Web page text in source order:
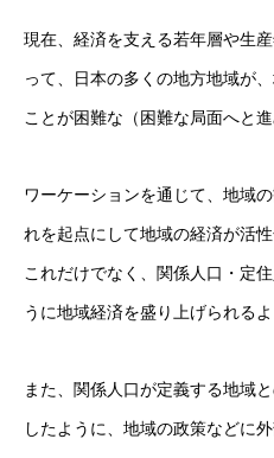
現在、経済を支える若年層や生
って、日本の多くの地方地域が
ことが困難な（困難な局面へと
ワーケーションを通じて、地域
れを起点にして地域の経済が活
これだけでなく、関係人口・定
うに地域経済を盛り上げられるよ
また、関係人口が定義する地域
したように、地域の政策などに